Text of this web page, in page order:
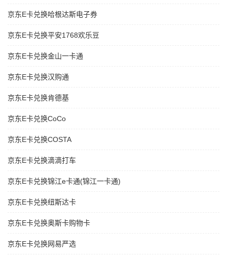
京东E卡兑换哈根达斯电子券
京东E卡兑换平安1768欢乐豆
京东E卡兑换金山一卡通
京东E卡兑换汉购通
京东E卡兑换肯德基
京东E卡兑换CoCo
京东E卡兑换COSTA
京东E卡兑换滴滴打车
京东E卡兑换锦江e卡通(锦江一卡通)
京东E卡兑换纽斯达卡
京东E卡兑换奥斯卡购物卡
京东E卡兑换网易严选